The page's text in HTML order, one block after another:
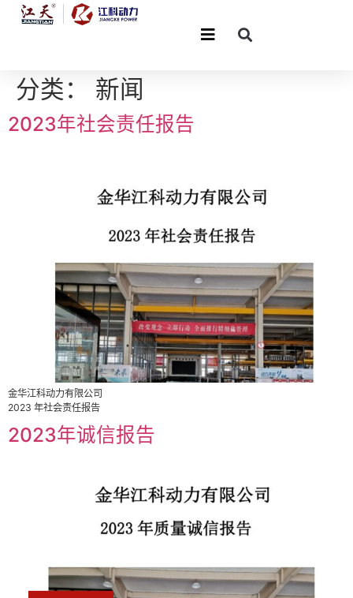
分类： 新闻
2023年社会责任报告
金华江科动力有限公司
2023 年社会责任报告
2023年诚信报告